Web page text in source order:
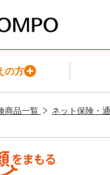
の方
じる
じる
じる
じる
生命について
商品一覧 ネット保険・